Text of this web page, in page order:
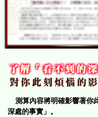
測算內容將明確影響著你
深處的事實」。